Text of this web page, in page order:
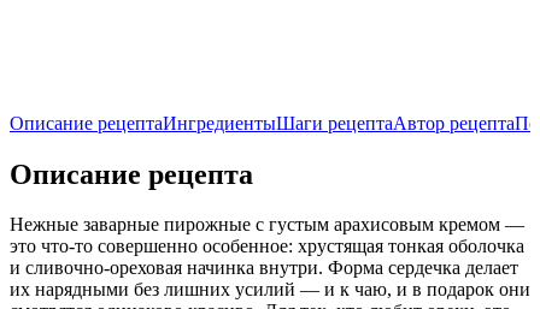
Описание рецептаИнгредиентыШаги рецептаАвтор рецепта
Описание рецепта
Нежные заварные пирожные с густым арахисовым кремом —
это что-то совершенно особенное: хрустящая тонкая оболочка
и сливочно-ореховая начинка внутри. Форма сердечка делает
их нарядными без лишних усилий — и к чаю, и в подарок они